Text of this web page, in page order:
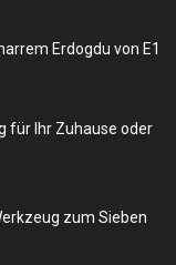
Erdogdu von E1
für Ihr Zuhause oder
zum Sieben